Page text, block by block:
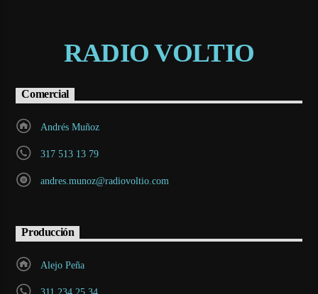
RADIO VOLTIO
Comercial
Andrés Muñoz
317 513 13 79
andres.munoz@radiovoltio.com
Producción
Alejo Peña